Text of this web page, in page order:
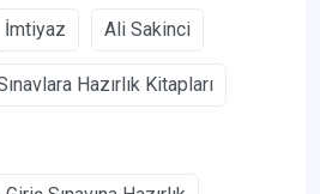
İmtiyaz Ali Sakinci
Hazırlık Kitapları